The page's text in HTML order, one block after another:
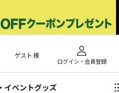
ゲスト 様
ログイン・会員登録
イベントグッズ